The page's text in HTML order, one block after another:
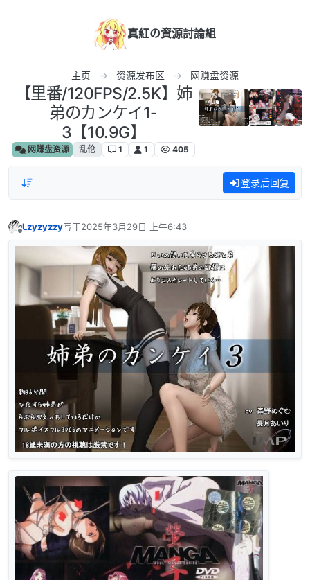
真紅の資源討論組
主页 资源发布区 网赚盘资源
【里番/120FPS/2.5K】姉
弟のカンケイ1-
3【10.9G】
网赚盘资源 乱伦 1 1 405
登录后回复
Lzyzyzzy写于2025年3月29日 上午6:43
最后由 编辑